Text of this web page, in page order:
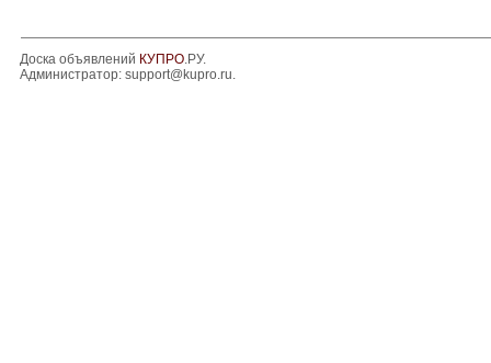
Доска объявлений КУПРО.РУ.
Администратор: support@kupro.ru.